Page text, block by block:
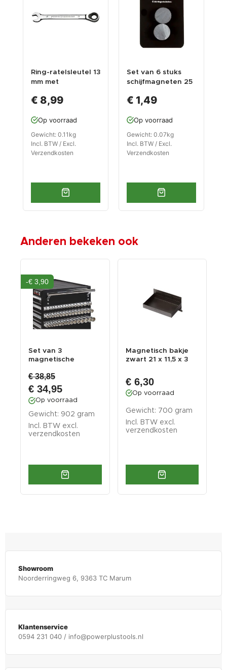
Ring-ratelsleutel 13
mm met
garantie
€ 8,99
Op voorraad
Gewicht: 0.11kg
Incl. BTW / Excl.
Verzendkosten
Set van 6 stuks
schijfmagneten 25
Ferriet magneten
€ 1,49
Op voorraad
Gewicht: 0.07kg
Incl. BTW / Excl.
Verzendkosten
Anderen bekeken ook
-€ 3,90
Set van 3
magnetische
48 doppe...
€ 38,85
€ 34,95
Op voorraad
Gewicht: 902 gram
Incl. BTW excl.
verzendkosten
Magnetisch bakje
zwart 21 x 11,5 x 3
€ 6,30
Op voorraad
Gewicht: 700 gram
Incl. BTW excl.
verzendkosten
Showroom
Noorderringweg 6, 9363 TC Marum
Klantenservice
0594 231 040 / info@powerplustools.nl